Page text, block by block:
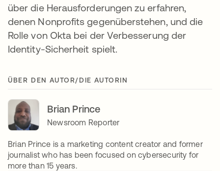
über die Herausforderungen zu erfahren,
denen Nonprofits gegenüberstehen, und die
Rolle von Okta bei der Verbesserung der
Identity-Sicherheit spielt.
ÜBER DEN AUTOR/DIE AUTORIN
Brian Prince
Newsroom Reporter
Brian Prince is a marketing content creator and former
journalist who has been focused on cybersecurity for
more than 15 years.